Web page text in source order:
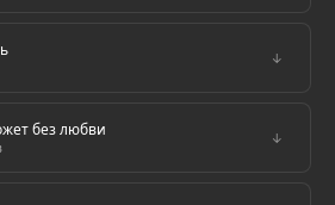
↓
без любви ↓